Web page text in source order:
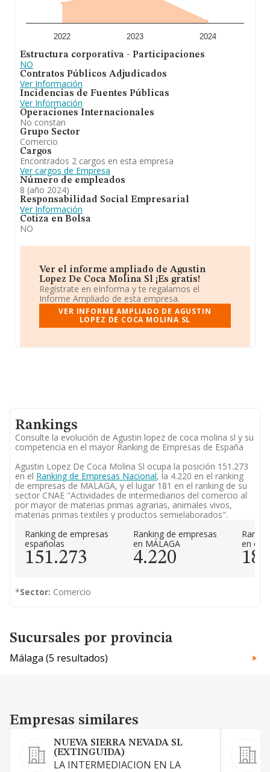
las empresas es de 263 mil euros. En cuanto a la
información relativa a la provincia de Málaga, en la base
de datos de INFORMA aparecen 419 empresas, con
ventas en el año 2024 de 36 millones de euros. Con el
media de antigüedad desde la constitución es de 21
años. Los empleados de media son 1.
En definitiva,Agustín López de Coca Molina S.L
especializada en la comercialización, la compra y venta
de productos fitosanitarios y auxiliares de la agricultura.
En el ranking de provincia, ha experimentado un
retroceso.
2022 2023 2024
Estructura corporativa - Participaciones
NO
Contratos Públicos Adjudicados
Ver Información
Incidencias de Fuentes Públicas
Ver Información
Operaciones Internacionales
No constan
Grupo Sector
Comercio
Cargos
Encontrados 2 cargos en esta empresa
Ver cargos de Empresa
Número de empleados
8 (año 2024)
Responsabilidad Social Empresarial
Ver Información
Cotiza en Bolsa
NO
Ver el informe ampliado de Agustin
Lopez De Coca Molina Sl ¡Es gratis!
Regístrate en eInforma y te regalamos el
Informe Ampliado de esta empresa.
VER INFORME AMPLIADO DE AGUSTIN
LOPEZ DE COCA MOLINA SL
Rankings
Consulte la evolución de Agustin lopez de coca molina sl y su
competencia en el mayor Ranking de Empresas de España
Agustin Lopez De Coca Molina Sl ocupa la posición 151.273
en el Ranking de Empresas Nacional, la 4.220 en el ranking
de empresas de MALAGA, y el lugar 181 en el ranking de su
sector CNAE "Actividades de intermediarios del comercio al
por mayor de materias primas agrarias, animales vivos,
materias primas textiles y productos semielaborados".
Ranking de empresas
españolas
151.273
Ranking de empresas
en MÁLAGA
4.220
en el
181
*Sector: Comercio
Sucursales por provincia
Málaga (5 resultados)
Empresas similares
Empresas similares
NUEVA SIERRA NEVADA SL
(EXTINGUIDA)
LA INTERMEDIACION EN LA